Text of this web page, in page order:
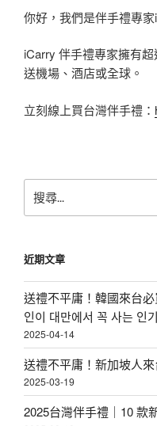
你好，我們是伴手禮專家
iCarry 伴手禮專家擁有
送機場、酒店或全球。
立刻線上買台灣伴手禮：
尋
字:
近期文章
送禮不平庸！韓國來台
인이 대만에서 꼭 사는 인
2025-04-14
送禮不平庸！新加坡人
2025-03-19
2025台灣伴手禮｜10 款